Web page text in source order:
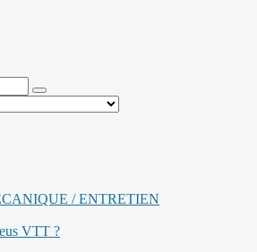
/ ENTRETIEN
VTT ?